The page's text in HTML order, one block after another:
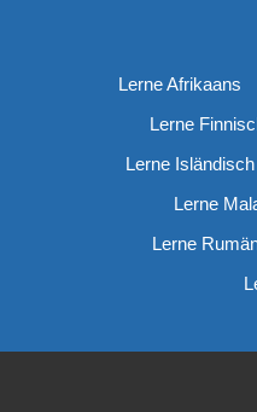
Lerne Afrikaans
Lerne
Lerne Isländisch
Lerne
Lerne